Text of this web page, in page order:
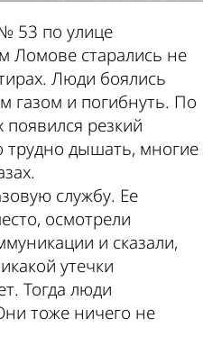
53 по улице
Ломове старались не
Люди боялись
газом и погибнуть. По
резкий
трудно дышать, многие
службу. Ее
осмотрели
и сказали,
утечки
Тогда люди
тоже ничего не